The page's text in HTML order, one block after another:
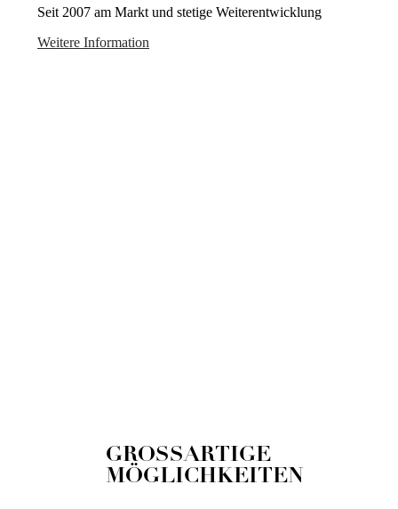
Seit 2007 am Markt und stetige Weiterentwicklung
Weitere Information
GROSSARTIGE
MÖGLICHKEITEN